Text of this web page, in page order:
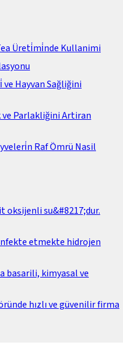
Üreti̇mi̇nde Kullanimi
Hayvan Sağliğini
Parlakliğini Artiran
Raf Ömrü Nasil
oksijenli su&#8217;dur.
etmekte hidrojen
basarili, kimyasal ve
hızlı ve güvenilir firma